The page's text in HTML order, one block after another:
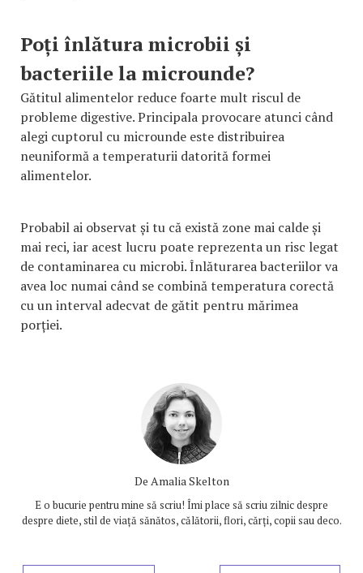
Poți înlătura microbii și
bacteriile la microunde?
Gătitul alimentelor reduce foarte mult riscul de
probleme digestive. Principala provocare atunci când
alegi cuptorul cu microunde este distribuirea
neuniformă a temperaturii datorită formei
alimentelor.
Probabil ai observat și tu că există zone mai calde și
mai reci, iar acest lucru poate reprezenta un risc legat
de contaminarea cu microbi. Înlăturarea bacteriilor va
avea loc numai când se combină temperatura corectă
cu un interval adecvat de gătit pentru mărimea
porției.
De Amalia Skelton
E o bucurie pentru mine să scriu! Îmi place să scriu zilnic despre
despre diete, stil de viață sănătos, călătorii, flori, cărți, copii sau deco.